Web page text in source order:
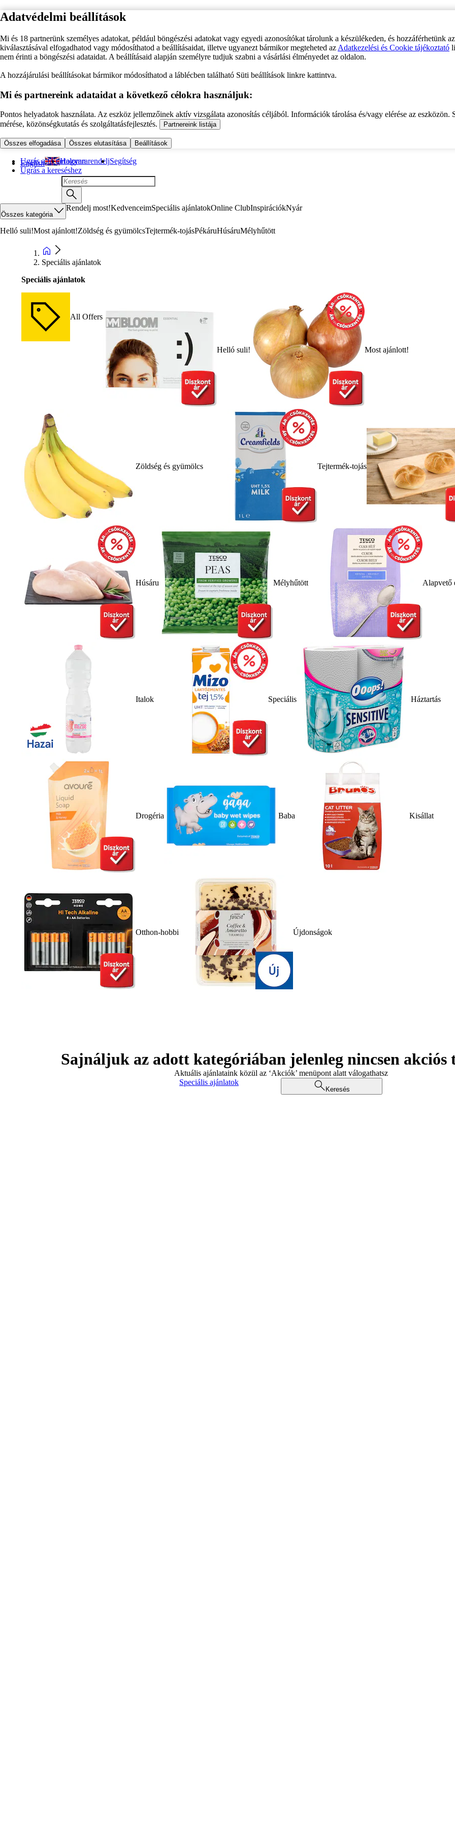
Adatvédelmi beállítások
Mi és 18 partnerünk személyes adatokat, például böngészési adatokat vagy egyedi azonosítókat tárolunk a készülékeden, és hozzáférhetünk
kiválasztásával elfogadhatod vagy módosíthatod a beállításaidat, illetve ugyanezt bármikor megteheted az Adatkezelési és Cookie tájékoztató
nem érinti a böngészési adataidat. A beállításaid alapján személyre tudjuk szabni a vásárlási élményedet az oldalon.
A hozzájárulási beállításokat bármikor módosíthatod a láblécben található Süti beállítások linkre kattintva.
Mi és partnereink adataidat a következő célokra használjuk:
Pontos helyadatok használata. Az eszköz jellemzőinek aktív vizsgálata azonosítás céljából. Információk tárolása és/vagy elérése az eszközön.
mérése, közönségkutatás és szolgáltatásfejlesztés.
Partnereink listája
Összes elfogadása Összes elutasítása Beállítások
Ugrás a fő tartalomra
Ugrás a kereséshez
English Hogyan rendeljSegítség
Összes kategória
Rendelj most!KedvenceimSpeciális ajánlatokOnline ClubInspirációkNyár
Helló suli!Most ajánlott!Zöldség és gyümölcsTejtermék-tojásPékáruHúsáruMélyhűtött
Speciális ajánlatok
Speciális ajánlatok
All Offers
Helló suli! Most ajánlott!
Zöldség és gyümölcs Tejtermék-tojás
Húsáru Mélyhűtött Alapvető
Italok Speciális Háztartás
Drogéria Baba Kisállat
Otthon-hobbi Újdonságok
Sajnáljuk az adott kategóriában jelenleg nincsen akciós
Aktuális ajánlataink közül az ‘Akciók’ menüpont alatt válogathatsz
Speciális ajánlatok
Keresés